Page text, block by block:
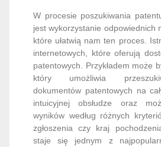
W procesie poszukiwania
jest wykorzystanie odpowiednich
które ułatwią nam ten proces.
internetowych, które oferują
patentowych. Przykładem może
który umożliwia
dokumentów patentowych na
intuicyjnej obsłudze oraz
wyników według różnych
zgłoszenia czy kraj
staje się jednym z